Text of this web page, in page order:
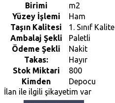
Birimi
m2
Yüzey İşlemi
Ham
Taşın Kalitesi
1. Sınıf Kalite
Ambalaj Şekli
Paletli
Ödeme Şekli
Nakit
Takas:
Hayır
Stok Miktari
800
Kimden
Depocu
İlan ile ilgili şikayetim var